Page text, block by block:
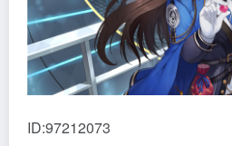
ID:97212073